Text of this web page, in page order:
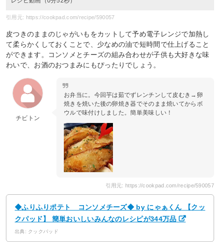
引用元: https://cookpad.com/recipe/590057
皮つきのままのじゃがいもをカットして予め電子レンジで加熱し
て柔らかくしておくことで、少なめの油で短時間で仕上げること
ができます。コンソメとチーズの組み合わせが子供も大好きな味
わいで、お酒のおつまみにもぴったりでしょう。
チビトン
お弁当に。今回芋は茹でずレンチンして皮むき→卵
焼きを焼いた後の卵焼き器でそのまま焼いてからボ
ウルで味付けしました。簡単美味しい！
引用元: https://cookpad.com/recipe/590057
◆ふりふりポテト コンソメチーズ◆ by にゃぁくん 【クッ
クパッド】 簡単おいしいみんなのレシピが344万品
出典: クックパッド